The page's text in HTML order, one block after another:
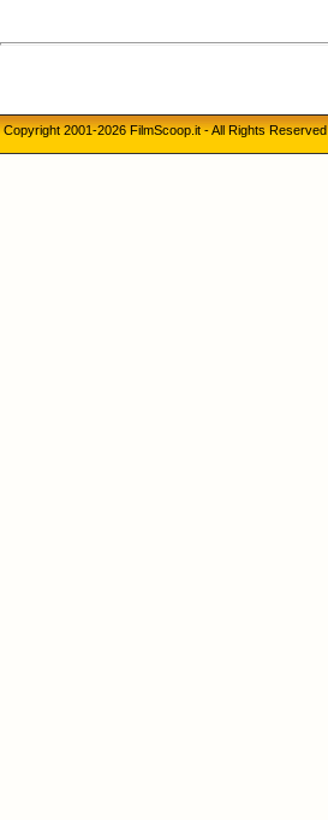
Copyright 2001-2026 FilmScoop.it - All Rights Reserved